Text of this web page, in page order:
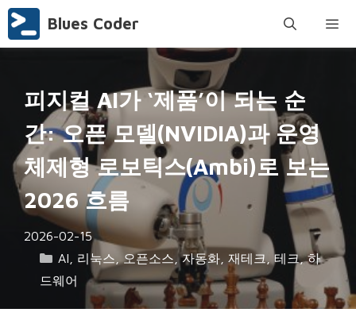
Skip
Blues Coder
피지컬 AI가 ‘제품’이 되는 순
간: 오픈 모델(NVIDIA)과 운영
체제형 로보틱스(Ambi)로 보는
2026 흐름
2026-02-15
Categories
AI 리눅스 오픈소스 ,자동화, 재테크, 테크,하
드웨어